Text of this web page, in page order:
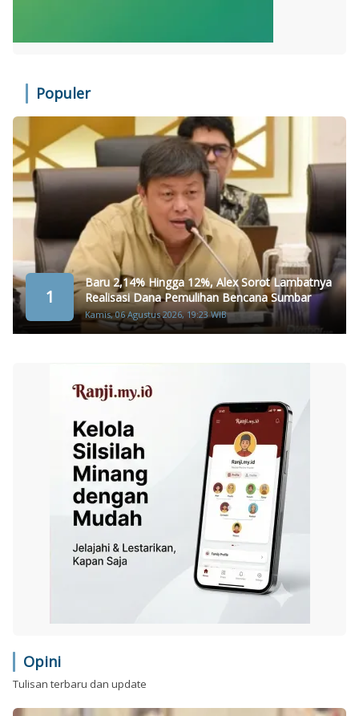
Populer
1
Baru 2,14% Hingga 12%, Alex Sorot Lambatnya
Realisasi Dana Pemulihan Bencana Sumbar
Kamis, 06 Agustus 2026, 19:23 WIB
Opini
Tulisan terbaru dan update